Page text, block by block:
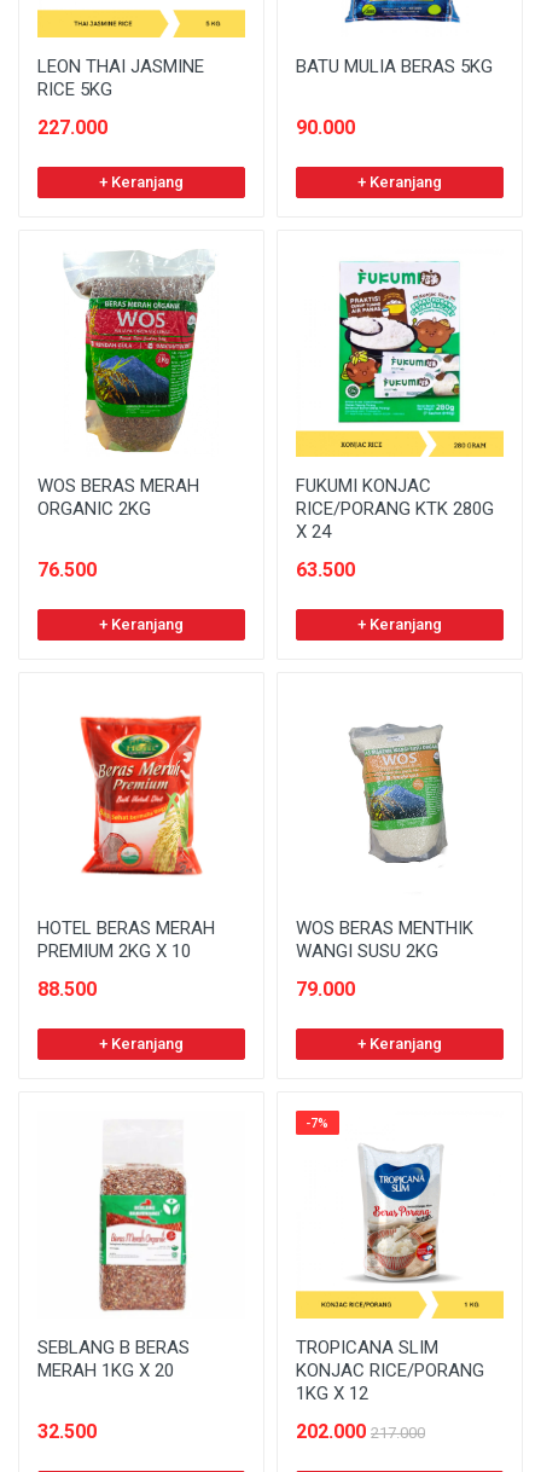
LEON THAI JASMINE
RICE 5KG
227.000
+ Keranjang
BATU MULIA BERAS 5KG
90.000
+ Keranjang
WOS BERAS MERAH
ORGANIC 2KG
76.500
+ Keranjang
FUKUMI KONJAC
RICE/PORANG KTK 280G
X 24
63.500
+ Keranjang
HOTEL BERAS MERAH
PREMIUM 2KG X 10
88.500
+ Keranjang
WOS BERAS MENTHIK
WANGI SUSU 2KG
79.000
+ Keranjang
SEBLANG B BERAS
MERAH 1KG X 20
32.500
-7%
TROPICANA SLIM
KONJAC RICE/PORANG
1KG X 12
202.000 217.000